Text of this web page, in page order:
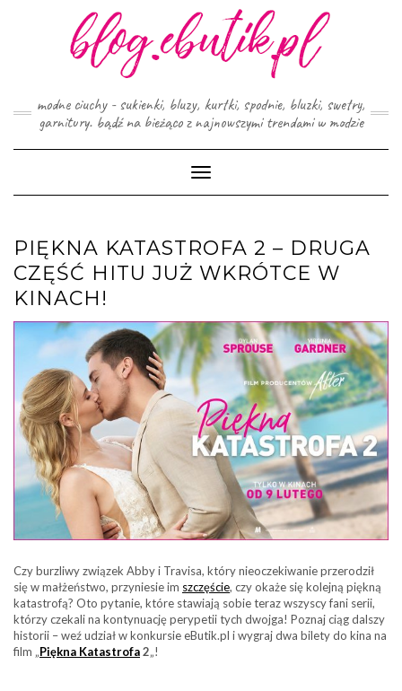
modne ciuchy - sukienki, bluzy, kurtki, spodnie, bluzki, swetry,
garnitury. bądź na bieżąco z najnowszymi trendami w modzie
Toggle
Navigation
PIĘKNA KATASTROFA 2 – DRUGA
CZĘŚĆ HITU JUŻ WKRÓTCE W
KINACH!
Czy burzliwy związek Abby i Travisa, który nieoczekiwanie przerodził
się w małżeństwo, przyniesie im szczęście, czy okaże się kolejną piękną
katastrofą? Oto pytanie, które stawiają sobie teraz wszyscy fani serii,
którzy czekali na kontynuację perypetii tych dwojga! Poznaj ciąg dalszy
historii – weź udział w konkursie eButik.pl i wygraj dwa bilety do kina na
film „Piękna Katastrofa2„!